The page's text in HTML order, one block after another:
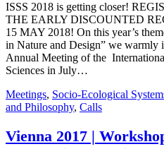
ISSS 2018 is getting closer!
THE EARLY DISCOUNTED
15 MAY 2018! On this year’s
in Nature and Design” we warmly
Annual Meeting of the
Sciences in July…
Meetings, Socio-Ecological
and Philosophy, Calls
Vienna 2017 |